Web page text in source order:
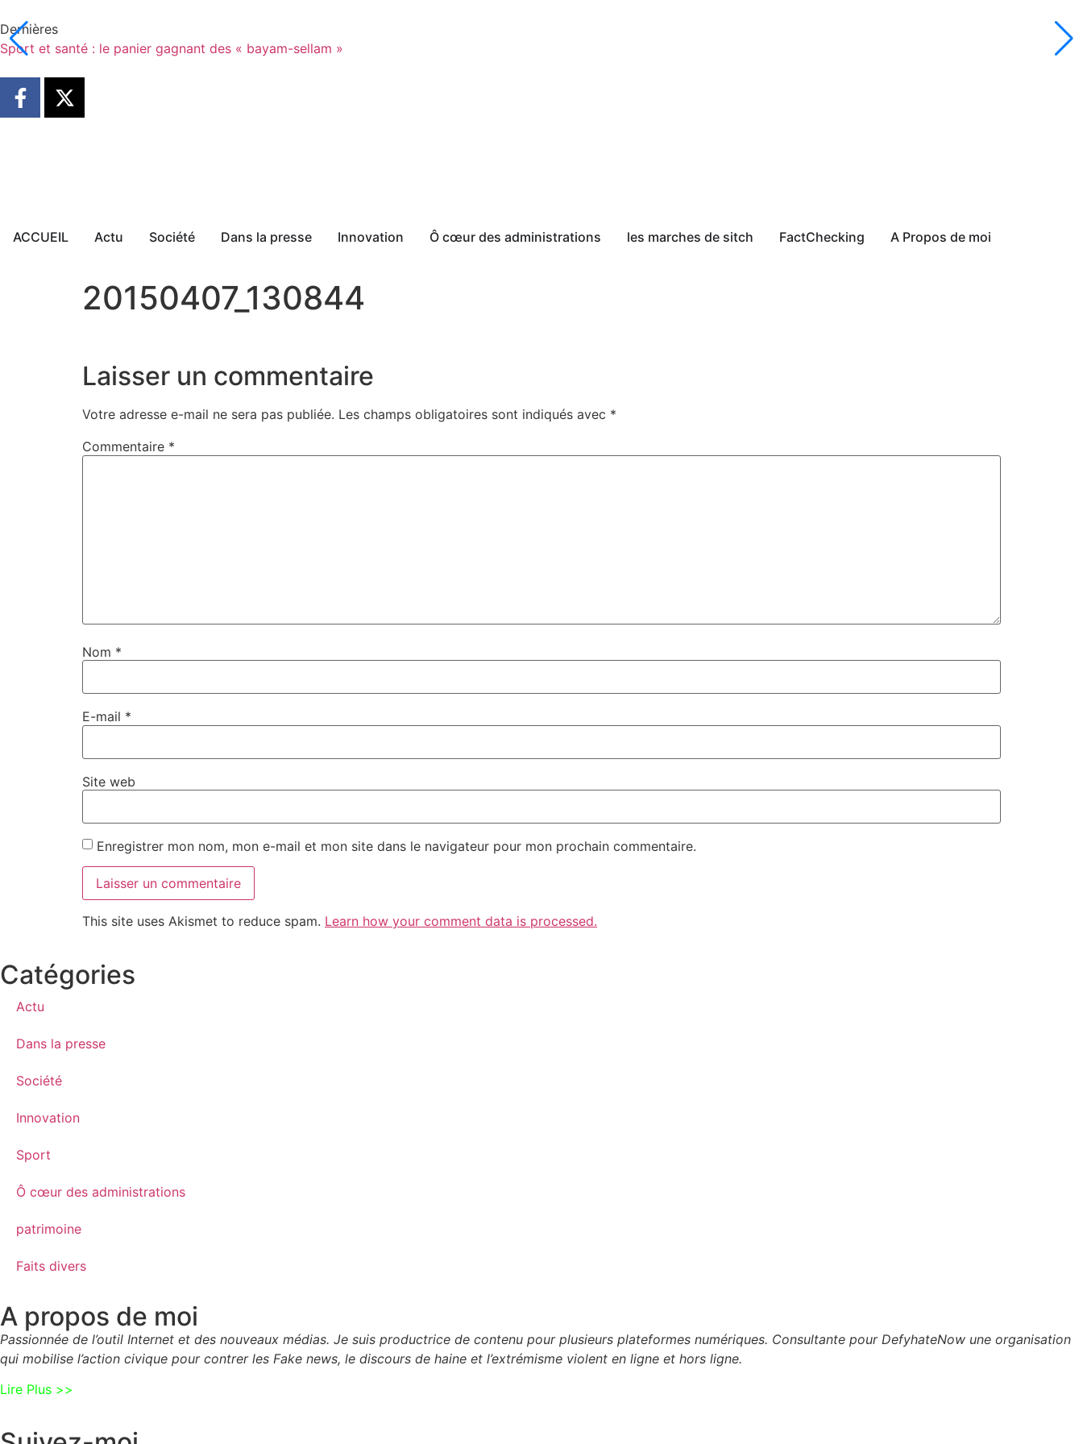
Dernières
Sport et santé : le panier gagnant des « bayam-sellam »
ACCUEIL Actu Société Dans la presse Innovation Ô cœur des administrations les marches de sitch FactChecking A Propos de moi
20150407_130844
Laisser un commentaire
Votre adresse e-mail ne sera pas publiée. Les champs obligatoires sont indiqués avec *
Commentaire *
Nom *
E-mail *
Site web
Enregistrer mon nom, mon e-mail et mon site dans le navigateur pour mon prochain commentaire.
This site uses Akismet to reduce spam. Learn how your comment data is processed.
Catégories
Actu
Dans la presse
Société
Innovation
Sport
Ô cœur des administrations
patrimoine
Faits divers
A propos de moi
Passionnée de l’outil Internet et des nouveaux médias. Je suis productrice de contenu pour plusieurs plateformes numériques. Consultante pour DefyhateNow une organisation
qui mobilise l’action civique pour contrer les Fake news, le discours de haine et l’extrémisme violent en ligne et hors ligne.
Lire Plus >>